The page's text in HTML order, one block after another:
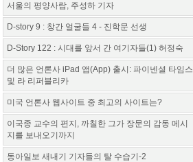
서울의 평양사람, 주성하 기자
D-story 9 : 창간 얼굴들 4 - 진학문 선생
D-Story 122 : 시대를 앞서 간 여기자들(1) 허정숙
더 많은 언론사 iPad 앱(App) 출시: 파이넨셜 타임스
및 라 리퍼블리카
미국 언론사 웹사이트 중 최고의 사이트는?
이국종 교수의 편지, 까칠한 그가 장문의 감동 메시
지를 보내오기까지
동아일보 새내기 기자들의 탈 수습기-2